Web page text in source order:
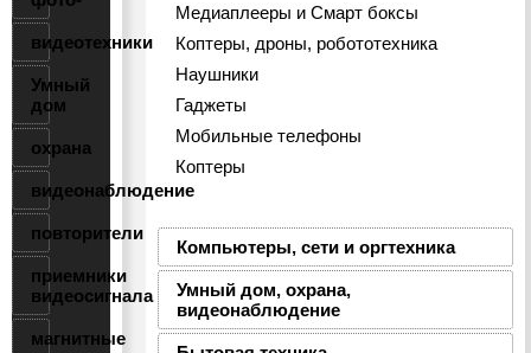
видеотехники
Умный
дом
охрана
видеонаблюдение
повторители
приемники
видеосигнала
магнитные
Медиаплееры и Смарт боксы
Коптеры, дроны, робототехника
Наушники
Гаджеты
Мобильные телефоны
Коптеры
Компьютеры, сети и оргтехника
Умный дом, охрана,
видеонаблюдение